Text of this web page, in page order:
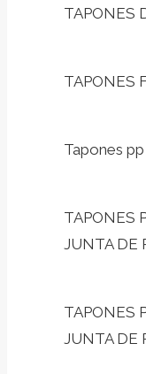
TAPONES
TAPONES
Tapones
TAPONES
JUNTA DE
TAPONES
JUNTA DE